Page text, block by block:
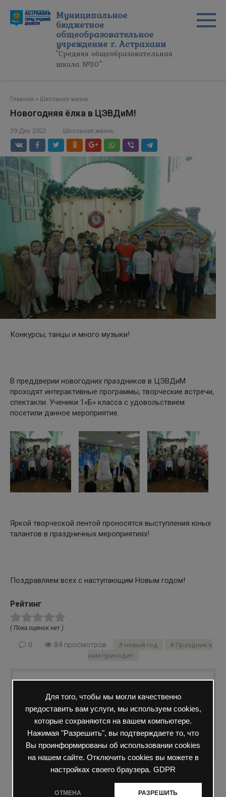
Для того, чтобы мы могли качественно
предоставить вам услуги, мы используем cookies,
которые сохраняются на вашем компьютере.
Нажимая "Разрешить", вы подтверждаете то, что
Вы проинформированы об использовании cookies
на нашем сайте. Отключить cookies вы можете в
настройках своего браузера. GDPR
ОТМЕНА РАЗРЕШИТЬ
контенту
Муниципальное
бюджетное
общеобразовательное
учреждение г. Астрахани
"Средняя общеобразовательная
школа №30"
Главная » Школьная жизнь
Новогодняя ëлка в ЦЭВДиМ!
29 Дек 2022 Школьная жизнь
Конкурсы, танцы и много музыки!
В преддверии новогодних праздников в ЦЭВДиМ
проходят интерактивные программы, творческие встречи,
спектакли. Ученики 1«Б» класса с удовольствием
посетили данное мероприятие.
Яркой творческой лентой проносятся выступления юных
талантов в праздничных мероприятиях!
Поздравляем всех с наступающим Новым годом!
Рейтинг
( Пока оценок нет )
0 84 просмотров новый год
Праздник к
нам приходит
друзьями:
Вам также может быть интересно